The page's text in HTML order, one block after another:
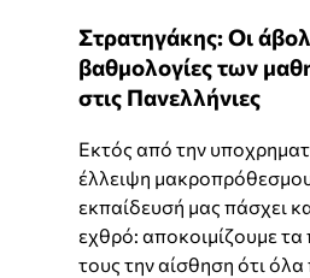
Στρατηγάκης: Οι
βαθμολογίες των
στις Πανελλήνιες
Εκτός από την
έλλειψη
εκπαίδευσή μας πάσχει
εχθρό: αποκοιμίζουμε τα
τους την αίσθηση ότι